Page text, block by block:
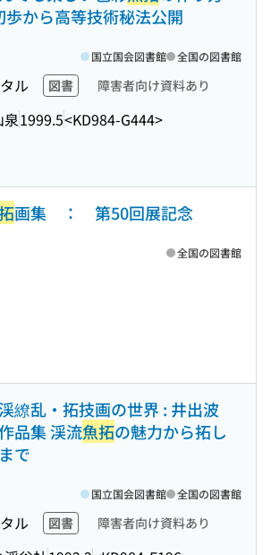
歩から高等技術秘法公開
ル 図書 障害者向け資料あり
泉1999.5<KD984-G444>
国立国会図書館 全国の図書館
画集 ： 第50回展記念
全国の図書館
繚乱・拓技画の世界 : 井出波
品集 渓流魚拓の魅力から拓し
で
ル 図書 障害者向け資料あり
国立国会図書館 全国の図書館